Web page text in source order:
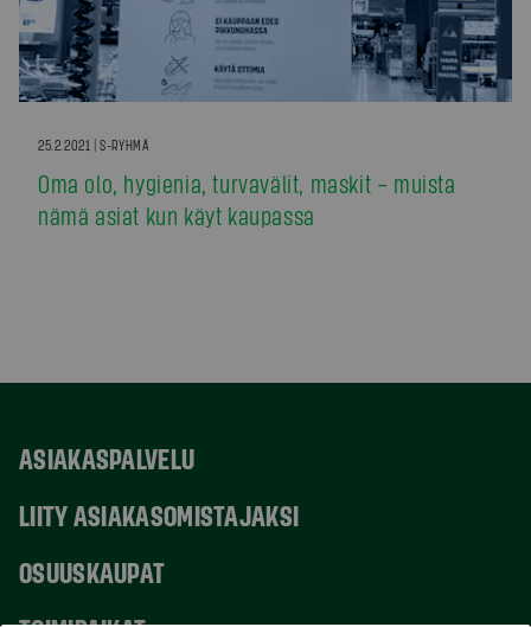
25.2.2021 | S-RYHMÄ
Oma olo, hygienia, turvavälit, maskit – muista
nämä asiat kun käyt kaupassa
ASIAKASPALVELU
LIITY ASIAKASOMISTAJAKSI
OSUUSKAUPAT